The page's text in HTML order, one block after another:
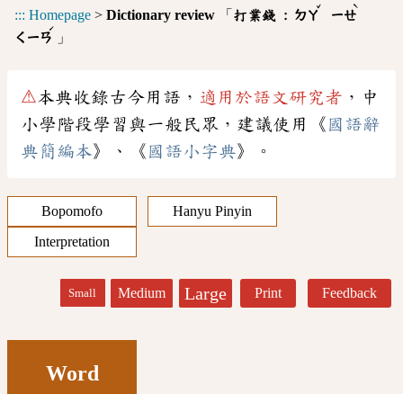
::: Homepage > Dictionary review 「 打業錢 : ㄉㄚ
ˇ
ㄧㄝ
ˋ
ㄑㄧㄢ
ˊ
」
⚠本典收錄古今用語， 適用於語文研究者 ，中
小學階段學習與一般民眾，建議使用《 國語辭
典簡編本》、《 國語小字典》。
Bopomofo
Hanyu Pinyin
Interpretation
Small Medium Large Print Feedback
Word